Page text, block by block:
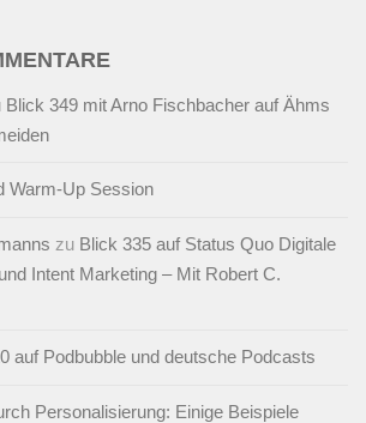
Blick 349 mit Arno Fischbacher auf Ähms
Warm-Up Session
zu Blick 335 auf Status Quo Digitale
Intent Marketing – Mit Robert C.
auf Podbubble und deutsche Podcasts
Personalisierung: Einige Beispiele